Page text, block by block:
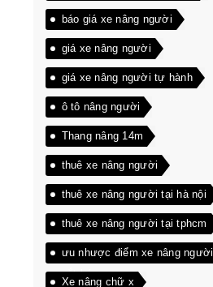
báo giá xe nâng người
giá xe nâng người
giá xe nâng người tự hành
ô tô nâng người
Thang nâng 14m
thuê xe nâng người
thuê xe nâng người tại hà nội
thuê xe nâng người tại tphcm
ưu nhược điểm xe nâng người
cắt kéo
Xe nâng chữ x